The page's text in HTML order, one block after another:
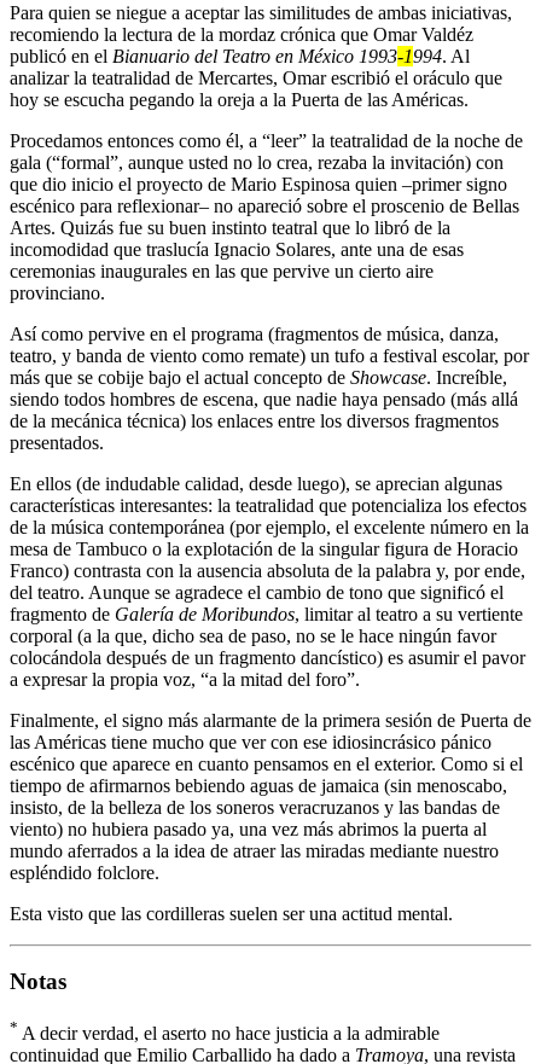
Para quien se niegue a aceptar las similitudes de ambas iniciativas,
recomiendo la lectura de la mordaz crónica que Omar Valdéz
publicó en el Bianuario del Teatro en México 1993-1994. Al
analizar la teatralidad de Mercartes, Omar escribió el oráculo que
hoy se escucha pegando la oreja a la Puerta de las Américas.
Procedamos entonces como él, a “leer” la teatralidad de la noche de
gala (“formal”, aunque usted no lo crea, rezaba la invitación) con
que dio inicio el proyecto de Mario Espinosa quien –primer signo
escénico para reflexionar– no apareció sobre el proscenio de Bellas
Artes. Quizás fue su buen instinto teatral que lo libró de la
incomodidad que traslucía Ignacio Solares, ante una de esas
ceremonias inaugurales en las que pervive un cierto aire
provinciano.
Así como pervive en el programa (fragmentos de música, danza,
teatro, y banda de viento como remate) un tufo a festival escolar, por
más que se cobije bajo el actual concepto de Showcase. Increíble,
siendo todos hombres de escena, que nadie haya pensado (más allá
de la mecánica técnica) los enlaces entre los diversos fragmentos
presentados.
En ellos (de indudable calidad, desde luego), se aprecian algunas
características interesantes: la teatralidad que potencializa los efectos
de la música contemporánea (por ejemplo, el excelente número en la
mesa de Tambuco o la explotación de la singular figura de Horacio
Franco) contrasta con la ausencia absoluta de la palabra y, por ende,
del teatro. Aunque se agradece el cambio de tono que significó el
fragmento de Galería de Moribundos, limitar al teatro a su vertiente
corporal (a la que, dicho sea de paso, no se le hace ningún favor
colocándola después de un fragmento dancístico) es asumir el pavor
a expresar la propia voz, “a la mitad del foro”.
Finalmente, el signo más alarmante de la primera sesión de Puerta de
las Américas tiene mucho que ver con ese idiosincrásico pánico
escénico que aparece en cuanto pensamos en el exterior. Como si el
tiempo de afirmarnos bebiendo aguas de jamaica (sin menoscabo,
insisto, de la belleza de los soneros veracruzanos y las bandas de
viento) no hubiera pasado ya, una vez más abrimos la puerta al
mundo aferrados a la idea de atraer las miradas mediante nuestro
espléndido folclore.
Esta visto que las cordilleras suelen ser una actitud mental.
Notas
* A decir verdad, el aserto no hace justicia a la admirable
continuidad que Emilio Carballido ha dado a Tramoya, una revista